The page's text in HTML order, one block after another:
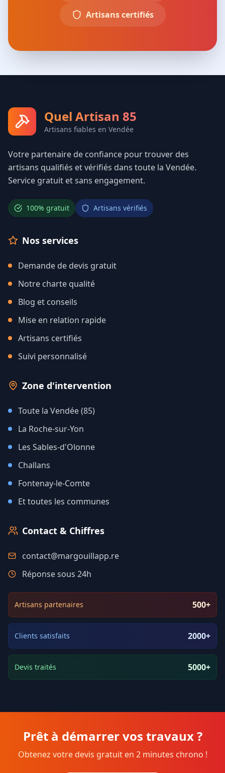
Artisans certifiés
Quel Artisan 85
Artisans fiables en Vendée
Votre partenaire de confiance pour trouver des
artisans qualifiés et vérifiés dans toute la Vendée.
Service gratuit et sans engagement.
100% gratuit Artisans vérifiés
Nos services
Demande de devis gratuit
Notre charte qualité
Blog et conseils
Mise en relation rapide
Artisans certifiés
Suivi personnalisé
Zone d'intervention
Toute la Vendée (85)
La Roche-sur-Yon
Les Sables-d'Olonne
Challans
Fontenay-le-Comte
Et toutes les communes
Contact & Chiffres
contact@margouillapp.re
Réponse sous 24h
Artisans partenaires 500+
Clients satisfaits 2000+
Devis traités 5000+
Prêt à démarrer vos travaux ?
Obtenez votre devis gratuit en 2 minutes chrono !